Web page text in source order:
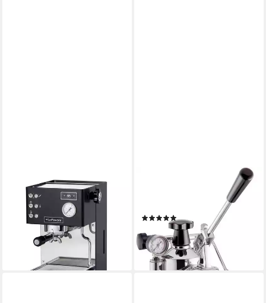
LA PAVONI
Siebträgermaschine Casa Bar
PID schwarz- matt
1.091,35 €
lieferbar - in 2-3 Werktagen bei dir
(1)
ab 729,00 € UVP799,00 €
-9%
leider ausverkauft